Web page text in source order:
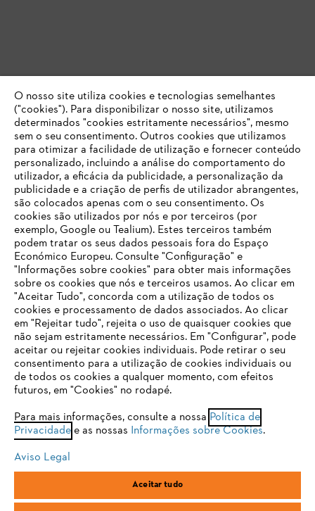
O SEU NAVEGADOR NÃO SUPORTA
ESTE WEBSITE
Está utilizar um navegador que ainda não suportamos. Para
obter o melhor uso de nosso site, recomendamos que altere
para um dos seguintes navegadores:
firefox chrome
safari edge
O nosso site utiliza cookies e tecnologias semelhantes
("cookies"). Para disponibilizar o nosso site, utilizamos
determinados "cookies estritamente necessários", mesmo
sem o seu consentimento. Outros cookies que utilizamos
para otimizar a facilidade de utilização e fornecer conteúdo
personalizado, incluindo a análise do comportamento do
utilizador, a eficácia da publicidade, a personalização da
publicidade e a criação de perfis de utilizador abrangentes,
são colocados apenas com o seu consentimento. Os
cookies são utilizados por nós e por terceiros (por
exemplo, Google ou Tealium). Estes terceiros também
podem tratar os seus dados pessoais fora do Espaço
Económico Europeu. Consulte "Configuração" e
"Informações sobre cookies" para obter mais informações
sobre os cookies que nós e terceiros usamos. Ao clicar em
"Aceitar Tudo", concorda com a utilização de todos os
cookies e processamento de dados associados. Ao clicar
em "Rejeitar tudo", rejeita o uso de quaisquer cookies que
não sejam estritamente necessários. Em "Configurar", pode
aceitar ou rejeitar cookies individuais. Pode retirar o seu
consentimento para a utilização de cookies individuais ou
de todos os cookies a qualquer momento, com efeitos
futuros, em "Cookies" no rodapé.
Para mais informações, consulte a nossa Política de
Privacidadee as nossas Informações sobre Cookies.
Aviso Legal
Aceitar tudo